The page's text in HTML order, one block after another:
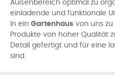
Außenbereich optimal zu
einladende und funktionale
In ein Gartenhaus von uns
Produkte von hoher Qualität
Detail gefertigt und für eine
sind.